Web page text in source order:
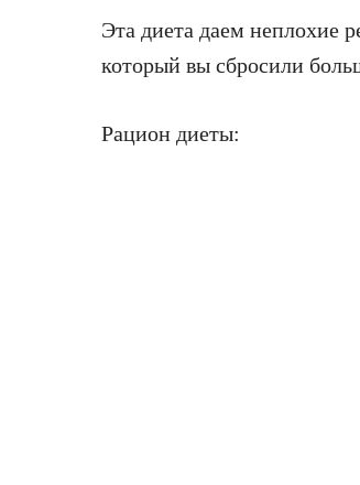
Эта диета даем неплохие
который вы сбросили
Рацион диеты: